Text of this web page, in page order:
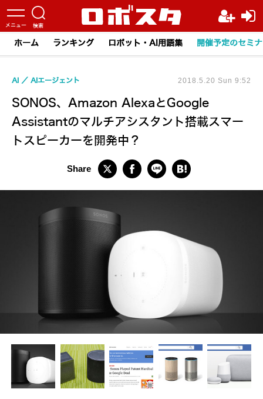
ホーム ランキング ロボット・AI用語集 開催予定のセミ
SONOS、Amazon AlexaとGoogle
Assistantのマルチアシスタント搭載スマー
トスピーカーを開発中？
AI AIエージェント 2018.5.20 Sun 9:52